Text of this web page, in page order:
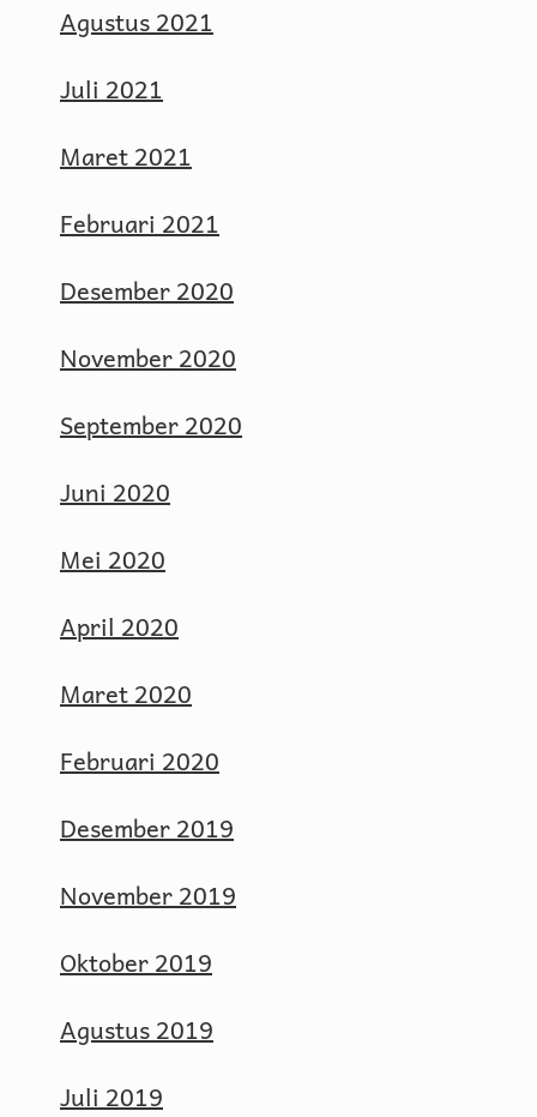
Agustus 2021
Juli 2021
Maret 2021
Februari 2021
Desember 2020
November 2020
September 2020
Juni 2020
Mei 2020
April 2020
Maret 2020
Februari 2020
Desember 2019
November 2019
Oktober 2019
Agustus 2019
Juli 2019